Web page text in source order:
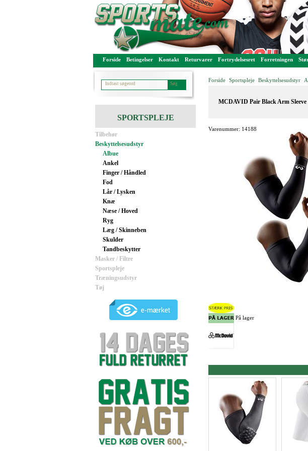
Forside Betingelser Kontakt Returvarer Fortrydelsesret Forretningen
SPORTSPLEJE
Tilbehør
Beskyttelsesudstyr
Albue
Ankel
Finger / Håndled
Fod
Lår / Lysken
Knæ
Næse / Hoved
Ryg
Læg / Skinneben
Skulder
Tandbeskytter
Masker / Filtre
Sportspleje
Træningsudstyr
Tøj
Forside Sportspleje Beskyttelsesudstyr
MCDAVID Pair Black Arm Sleeve
Varenummer: 14188
På lager